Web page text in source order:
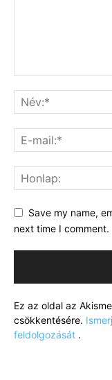
Save my name,
next time I comment.
Ez az oldal az
csökkentésére.
feldolgozását .